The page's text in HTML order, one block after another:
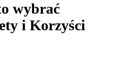
wybrać
i Korzyści